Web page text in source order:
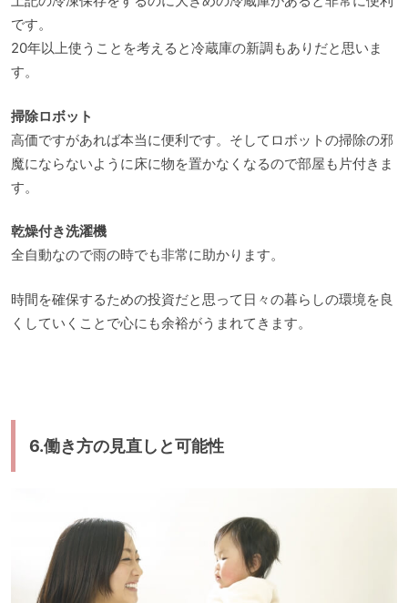
です。
20年以上使うことを考えると冷蔵庫の新調もありだと思いま
す。
掃除ロボット
高価ですがあれば本当に便利です。そしてロボットの掃除の邪
魔にならないように床に物を置かなくなるので部屋も片付きま
す。
乾燥付き洗濯機
全自動なので雨の時でも非常に助かります。
時間を確保するための投資だと思って日々の暮らしの環境を良
くしていくことで心にも余裕がうまれてきます。
6.働き方の見直しと可能性